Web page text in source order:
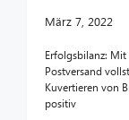
März 7, 2022
Erfolgsbilanz:
Postversand
Kuvertieren von
positiv